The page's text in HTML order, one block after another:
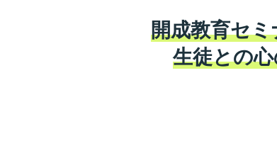
開成教育セ
生徒との